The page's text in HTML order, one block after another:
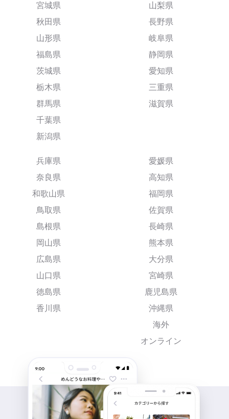
宮城県
秋田県
山形県
福島県
茨城県
栃木県
群馬県
千葉県
新潟県
山梨県
長野県
岐阜県
静岡県
愛知県
三重県
滋賀県
兵庫県
奈良県
和歌山県
鳥取県
島根県
岡山県
広島県
山口県
徳島県
香川県
愛媛県
高知県
福岡県
佐賀県
長崎県
熊本県
大分県
宮崎県
鹿児島県
沖縄県
海外
オンライン